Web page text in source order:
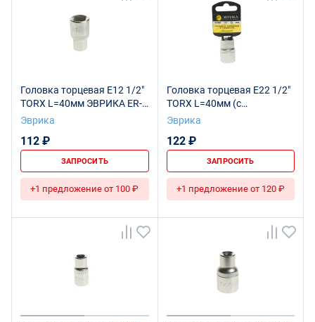
Головка торцевая Е12 1/2"
TORX L=40мм ЭВРИКА ER-
91603 1/160
Эврика
112 ₽
ЗАПРОСИТЬ
+1 предложение от 100 ₽
Головка торцевая Е22 1/2"
TORX L=40мм (с
держателем) ЭВРИКА ER-
Эврика
122 ₽
ЗАПРОСИТЬ
+1 предложение от 120 ₽